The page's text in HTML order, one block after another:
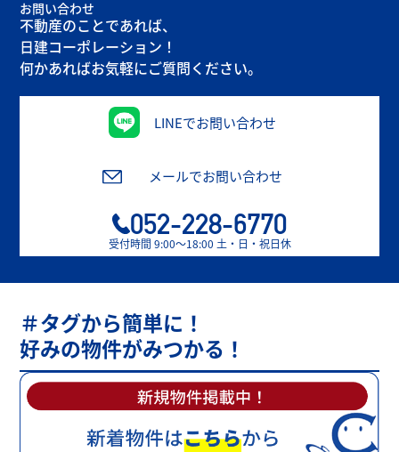
お問い合わせ
不動産のことであれば、
日建コーポレーション！
何かあればお気軽にご質問ください。
LINEでお問い合わせ
メールでお問い合わせ
052-228-6770
受付時間 9:00〜18:00 土・日・祝日休
＃タグから簡単に！
好みの物件がみつかる！